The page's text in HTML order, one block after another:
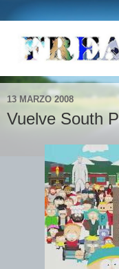
13 MARZO 2008
Vuelve South